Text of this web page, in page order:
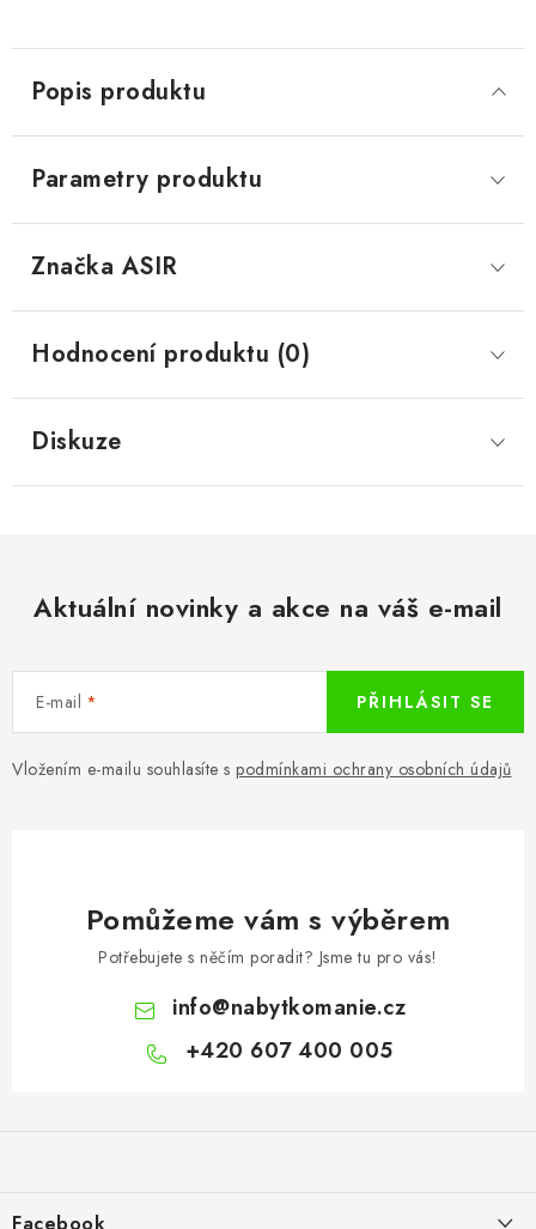
Popis produktu
Parametry produktu
Značka ASIR
Hodnocení produktu (0)
Diskuze
Aktuální novinky a akce na váš e-mail
E-mail
Vložením e-mailu souhlasíte s podmínkami ochrany osobních údajů
PŘIHLÁSIT SE
Pomůžeme vám s výběrem
Potřebujete s něčím poradit? Jsme tu pro vás!
info@nabytkomanie.cz
+420 607 400 005
aFacebook